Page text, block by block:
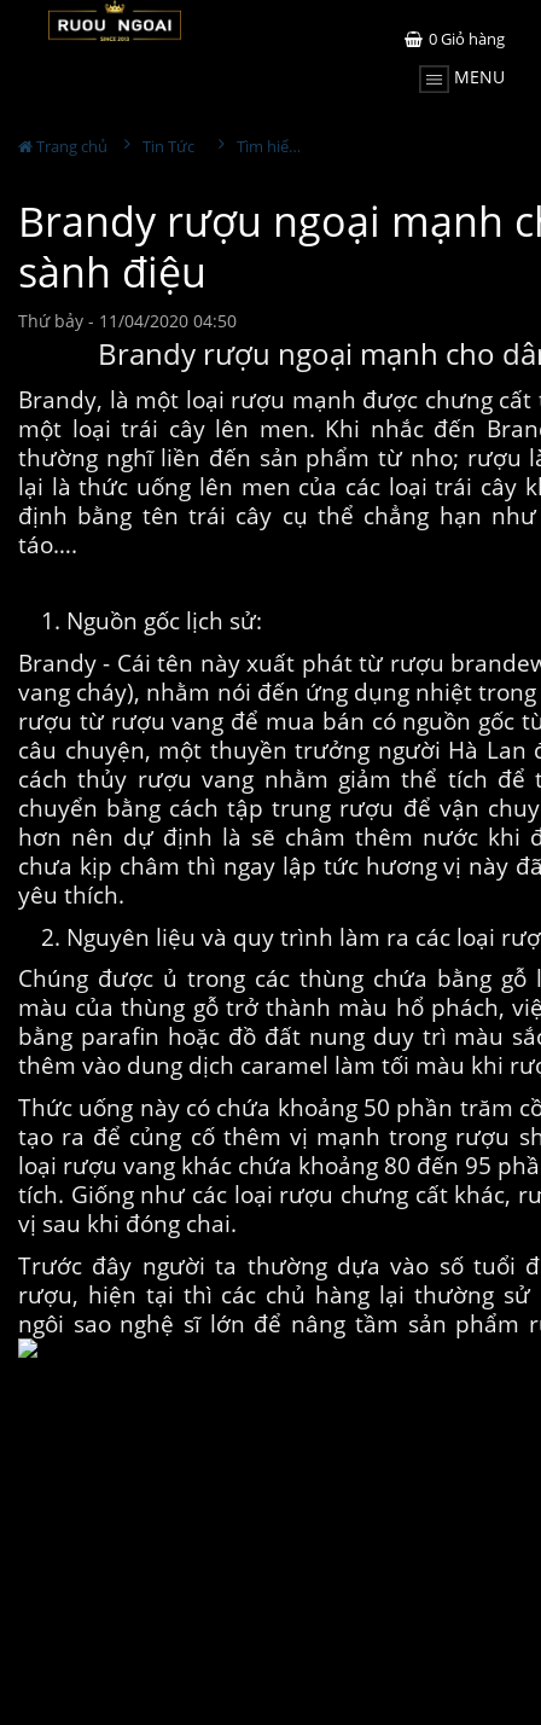
0Giỏ hàng
MENU
Trang chủ Tin Tức Tìm hiểu về rượu
Brandy rượu ngoại mạnh
sành điệu
Thứ bảy - 11/04/2020 04:50
Brandy rượu ngoại mạnh cho
Brandy, là một loại rượu mạnh được chưng
một loại trái cây lên men. Khi nhắc đến
thường nghĩ liền đến sản phẩm từ nho; rượu
lại là thức uống lên men của các loại trái cây
định bằng tên trái cây cụ thể chẳng hạn
táo….
Nguồn gốc lịch sử:
Brandy - Cái tên này xuất phát từ rượu
vang cháy), nhằm nói đến ứng dụng nhiệt
rượu từ rượu vang để mua bán có nguồn gốc
câu chuyện, một thuyền trưởng người Hà Lan
cách thủy rượu vang nhằm giảm thể tích để
chuyển bằng cách tập trung rượu để vận
hơn nên dự định là sẽ châm thêm nước khi
chưa kịp châm thì ngay lập tức hương vị này
yêu thích.
Nguyên liệu và quy trình làm ra các loại
Chúng được ủ trong các thùng chứa bằng
màu của thùng gỗ trở thành màu hổ phách,
bằng parafin hoặc đồ đất nung duy trì màu
thêm vào dung dịch caramel làm tối màu khi
Thức uống này có chứa khoảng 50 phần trăm
tạo ra để củng cố thêm vị mạnh trong rượu
loại rượu vang khác chứa khoảng 80 đến 95
tích. Giống như các loại rượu chưng cất khác,
vị sau khi đóng chai.
Trước đây người ta thường dựa vào số tuổi
rượu, hiện tại thì các chủ hàng lại thường sử
ngôi sao nghệ sĩ lớn để nâng tầm sản phẩm